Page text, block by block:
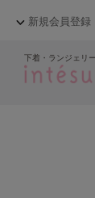
新規会員登録
下着・ランジェリ